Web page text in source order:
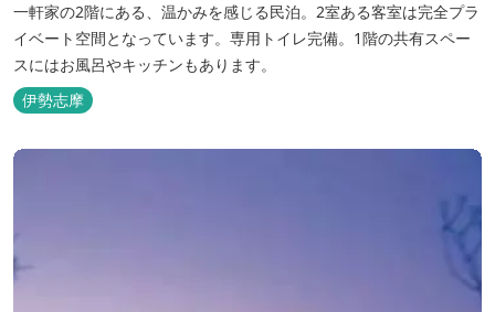
一軒家の2階にある、温かみを感じる民泊。2室ある客室は完全プラ
イベート空間となっています。専用トイレ完備。1階の共有スペー
スにはお風呂やキッチンもあります。
伊勢志摩